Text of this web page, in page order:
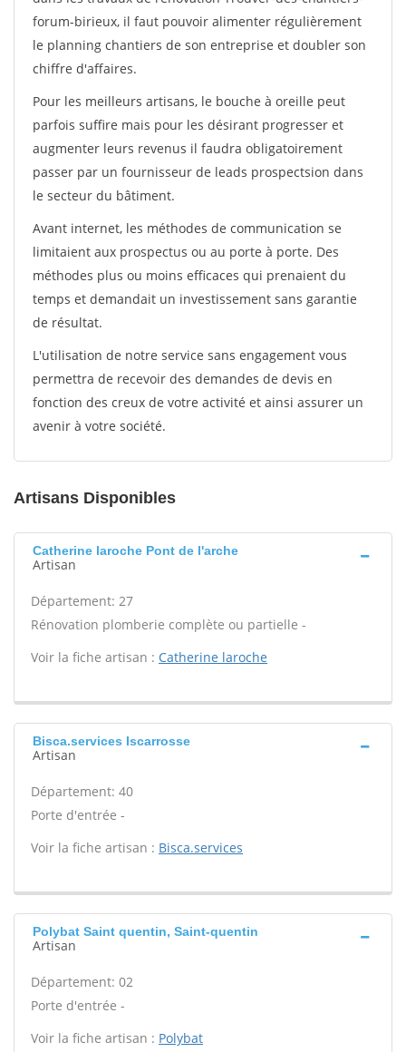
forum-birieux, il faut pouvoir alimenter régulièrement
le planning chantiers de son entreprise et doubler son
chiffre d'affaires.
Pour les meilleurs artisans, le bouche à oreille peut
parfois suffire mais pour les désirant progresser et
augmenter leurs revenus il faudra obligatoirement
passer par un fournisseur de leads prospectsion dans
le secteur du bâtiment.
Avant internet, les méthodes de communication se
limitaient aux prospectus ou au porte à porte. Des
méthodes plus ou moins efficaces qui prenaient du
temps et demandait un investissement sans garantie
de résultat.
L'utilisation de notre service sans engagement vous
permettra de recevoir des demandes de devis en
fonction des creux de votre activité et ainsi assurer un
avenir à votre société.
Artisans Disponibles
Catherine laroche Pont de l'arche
Artisan
Département: 27
Rénovation plomberie complète ou partielle -
Voir la fiche artisan : Catherine laroche
Bisca.services Iscarrosse
Artisan
Département: 40
Porte d'entrée -
Voir la fiche artisan : Bisca.services
Polybat Saint quentin, Saint-quentin
Artisan
Département: 02
Porte d'entrée -
Voir la fiche artisan : Polybat